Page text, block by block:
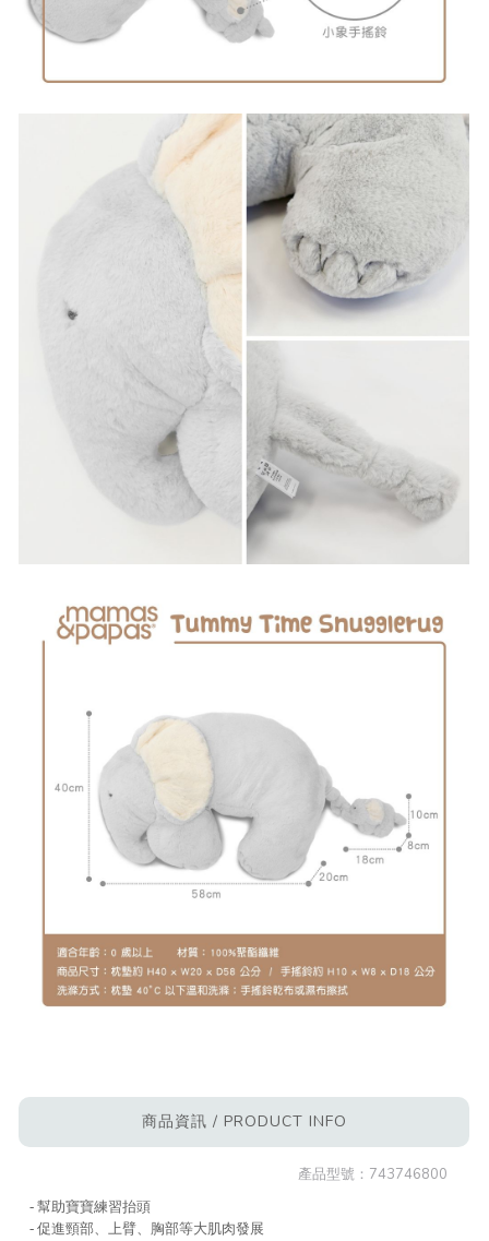
商品資訊 / PRODUCT INFO
產品型號： 743746800
- 幫助寶寶練習抬頭
- 促進頸部、上臂、胸部等大肌肉發展